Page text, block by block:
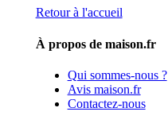
Retour à l'accueil
À propos de maison.fr
Qui sommes-nous ?
Avis maison.fr
Contactez-nous